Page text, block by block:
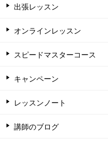
出張レッスン
オンラインレッスン
スピードマスターコース
キャンペーン
レッスンノート
講師のブログ